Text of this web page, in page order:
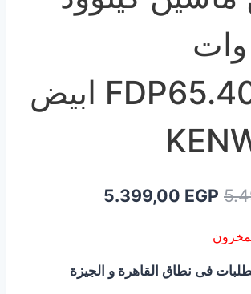
1000 وات
FDP65.400WH ابيض
السعر
هو:
5.499,00 EGP.
5.399,00 EGP
5.399,00 EGP.
فى نطاق القاهرة و الجيزة